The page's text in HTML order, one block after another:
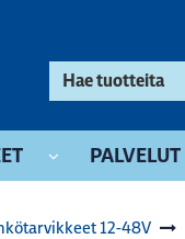
PALVELUT
12-48V